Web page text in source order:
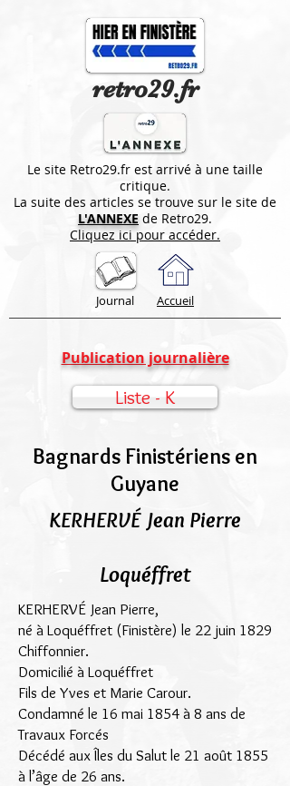
retro29.fr
Le site Retro29.fr est arrivé à une taille
critique.
La suite des articles se trouve sur le site de
L'ANNEXE de Retro29.
Cliquez ici pour accéder.
Journal Accueil
Publication journalière
Liste - K
Bagnards Finistériens en
Guyane
KERHERVÉ Jean Pierre
Loquéffret
KERHERVÉ Jean Pierre,
né à Loquéffret (Finistère) le 22 juin 1829
Chiffonnier.
Domicilié à Loquéffret
Fils de Yves et Marie Carour.
Condamné le 16 mai 1854 à 8 ans de
Travaux Forcés
Décédé aux Îles du Salut le 21 août 1855
à l’âge de 26 ans.